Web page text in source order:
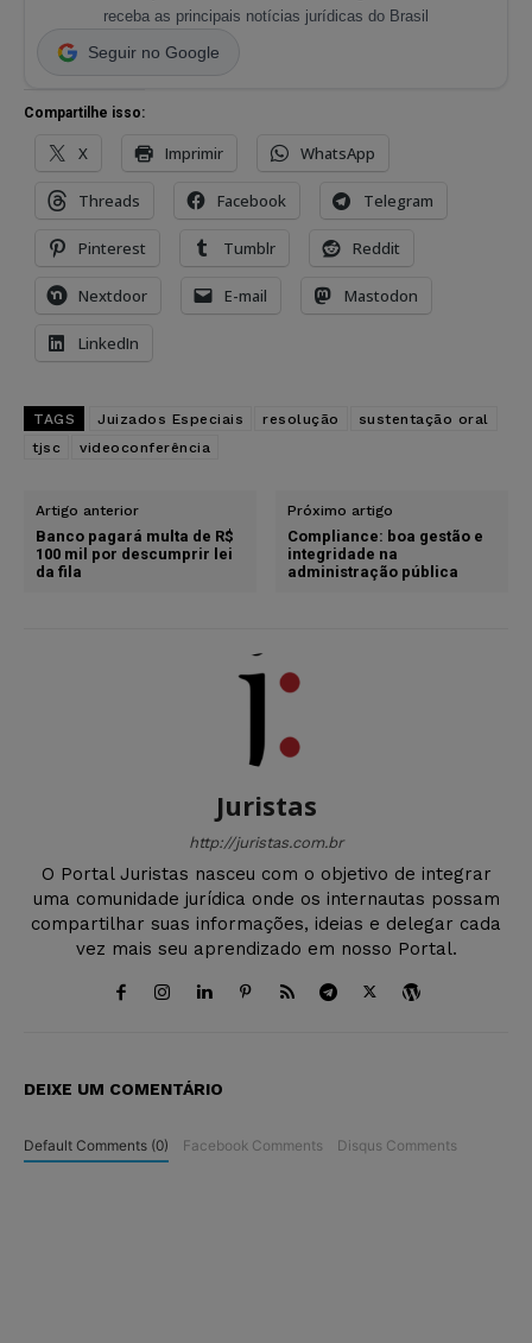
receba as principais notícias jurídicas do Brasil
Seguir no Google
Compartilhe isso:
X Imprimir WhatsApp
Threads Facebook Telegram
Pinterest Tumblr Reddit
Nextdoor E-mail Mastodon
LinkedIn
TAGS Juizados Especiais resolução
sustentação oral
tjsc
videoconferência
Artigo anterior
Banco pagará multa de R$
100 mil por descumprir lei
da fila
Próximo artigo
Compliance: boa gestão e
integridade na
administração pública
Juristas
http://juristas.com.br
O Portal Juristas nasceu com o objetivo de integrar
uma comunidade jurídica onde os internautas possam
compartilhar suas informações, ideias e delegar cada
vez mais seu aprendizado em nosso Portal.
DEIXE UM COMENTÁRIO
Default Comments (0) Facebook Comments Disqus Comments